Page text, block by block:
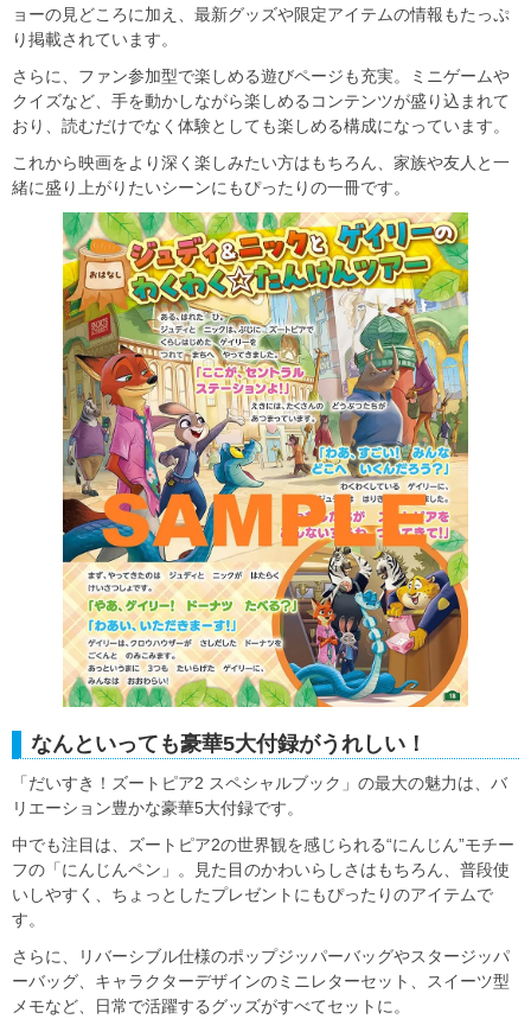
ョーの見どころに加え、最新グッズや限定アイテムの情報もたっぷ
り掲載されています。
さらに、ファン参加型で楽しめる遊びページも充実。ミニゲームや
クイズなど、手を動かしながら楽しめるコンテンツが盛り込まれて
おり、読むだけでなく体験としても楽しめる構成になっています。
これから映画をより深く楽しみたい方はもちろん、家族や友人と一
緒に盛り上がりたいシーンにもぴったりの一冊です。
なんといっても豪華5大付録がうれしい！
「だいすき！ズートピア2 スペシャルブック」の最大の魅力は、バ
リエーション豊かな豪華5大付録です。
中でも注目は、ズートピア2の世界観を感じられる“にんじん”モチー
フの「にんじんペン」。見た目のかわいらしさはもちろん、普段使
いしやすく、ちょっとしたプレゼントにもぴったりのアイテムで
す。
さらに、リバーシブル仕様のポップジッパーバッグやスタージッパ
ーバッグ、キャラクターデザインのミニレターセット、スイーツ型
メモなど、日常で活躍するグッズがすべてセットに。